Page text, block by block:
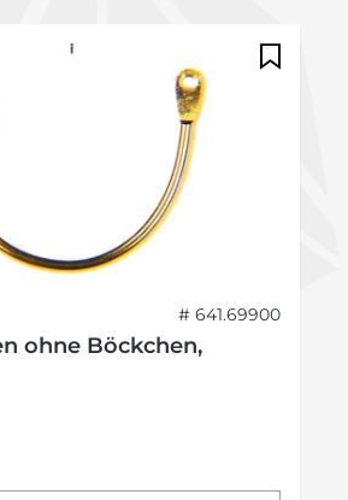
# 641.69900
ohne Böckchen,